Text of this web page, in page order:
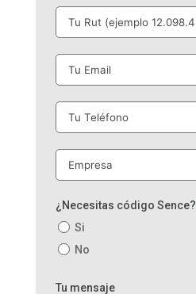
¿Necesitas código Sence?
Si
No
Tu mensaje